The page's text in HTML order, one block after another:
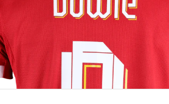
Tash Dowie